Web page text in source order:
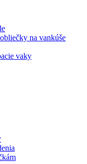
na vankúše
vaky